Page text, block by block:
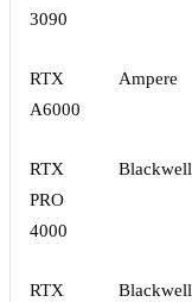
3090
RTX
A6000
Ampere
RTX
PRO
4000
Blackwell
RTX
Blackwell